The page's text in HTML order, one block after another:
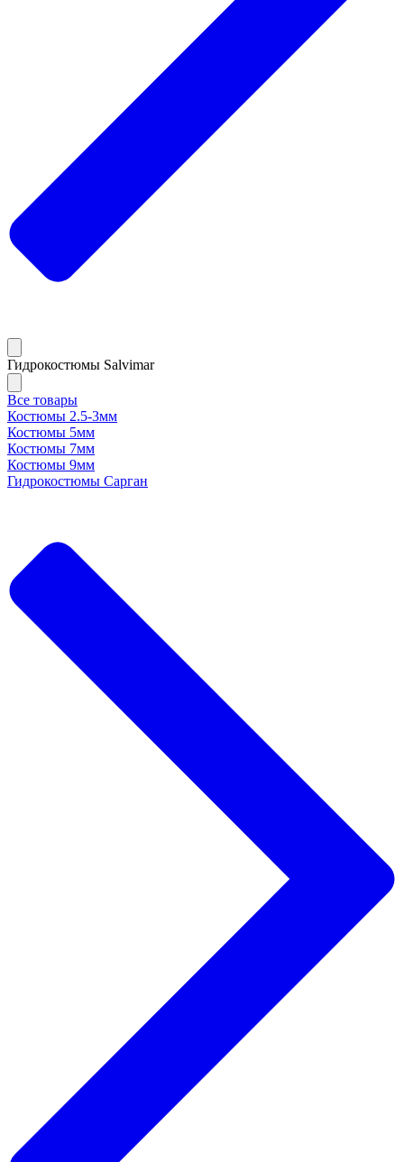
Гидрокостюмы Salvimar
Все товары
Костюмы 2.5-3мм
Костюмы 5мм
Костюмы 7мм
Костюмы 9мм
Гидрокостюмы Сарган